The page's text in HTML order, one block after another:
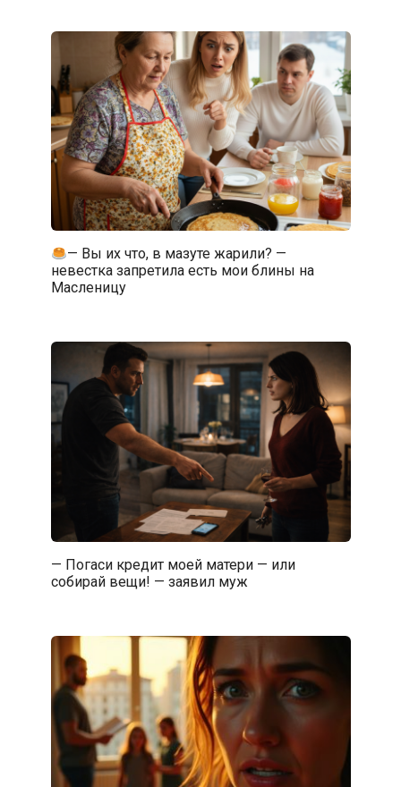
— Вы их что, в мазуте жарили? —
невестка запретила есть мои блины на
Масленицу
— Погаси кредит моей матери — или
собирай вещи! — заявил муж